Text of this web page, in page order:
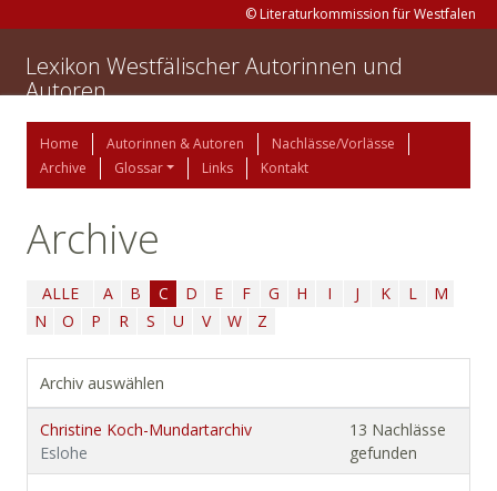
© Literaturkommission für Westfalen
Lexikon Westfälischer Autorinnen und
Autoren
Home Autorinnen & Autoren
Nachlässe/Vorlässe
Archive
Glossar Links Kontakt
Archive
ALLE A B C D E F G H I J K L
M
N
O P R S U V W Z
Archiv auswählen
Christine Koch-Mundartarchiv
Eslohe
13 Nachlässe
gefunden